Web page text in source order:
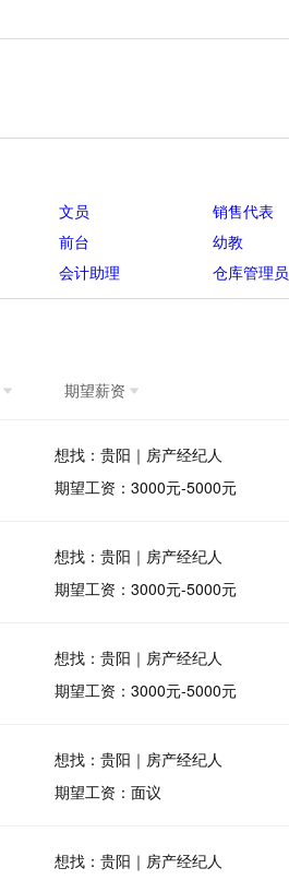
文员 销售代表
前台 幼教
会计助理 仓库管理员
期望薪资
想找：贵阳｜房产经纪人
期望工资：3000元-5000元
想找：贵阳｜房产经纪人
期望工资：3000元-5000元
想找：贵阳｜房产经纪人
期望工资：3000元-5000元
想找：贵阳｜房产经纪人
期望工资：面议
想找：贵阳｜房产经纪人